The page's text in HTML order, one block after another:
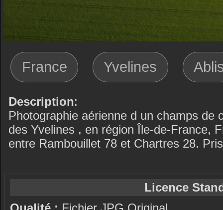
France Yvelines
Description:
Photographie aérienne d un champs de
des Yvelines , en région Île-de-France,
entre Rambouillet 78 et Chartres 28.
Licence